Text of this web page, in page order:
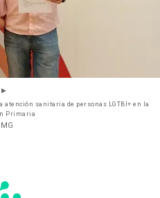
atención sanitaria de personas LGTBI+ en la
Primaria